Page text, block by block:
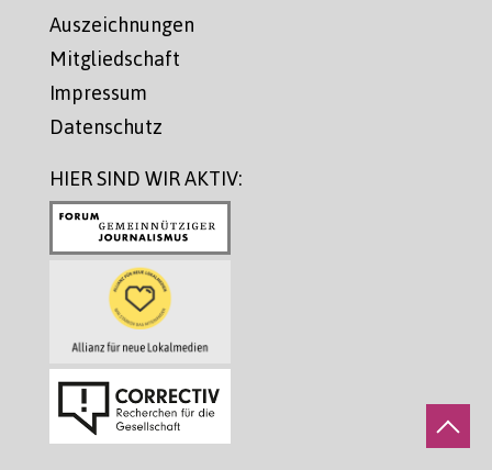
Auszeichnungen
Mitgliedschaft
Impressum
Datenschutz
HIER SIND WIR AKTIV: